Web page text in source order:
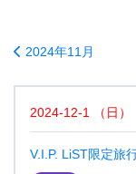
2024年11月
2024-12-1 （ 日 ）
V.I.P. LiST限定旅